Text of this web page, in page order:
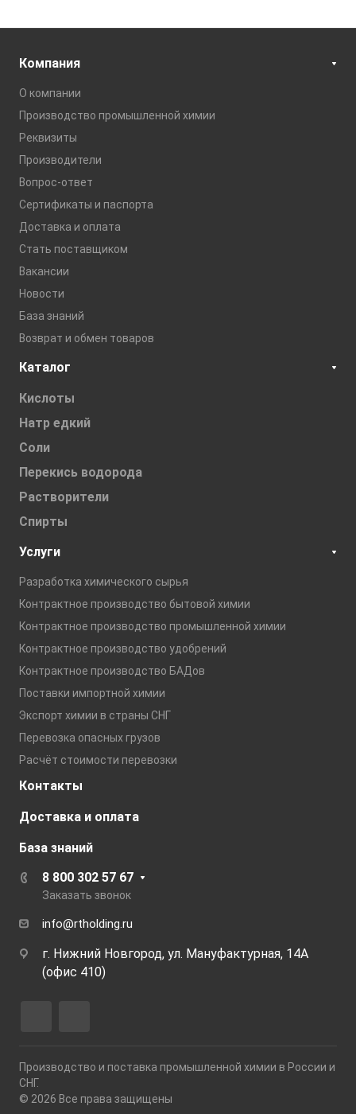
Компания
О компании
Производство промышленной химии
Реквизиты
Производители
Вопрос-ответ
Сертификаты и паспорта
Доставка и оплата
Стать поставщиком
Вакансии
Новости
База знаний
Возврат и обмен товаров
Каталог
Кислоты
Натр едкий
Соли
Перекись водорода
Растворители
Спирты
Услуги
Разработка химического сырья
Контрактное производство бытовой химии
Контрактное производство промышленной химии
Контрактное производство удобрений
Контрактное производство БАДов
Поставки импортной химии
Экспорт химии в страны СНГ
Перевозка опасных грузов
Расчёт стоимости перевозки
Контакты
Доставка и оплата
База знаний
8 800 302 57 67
Заказать звонок
info@rtholding.ru
г. Нижний Новгород, ул. Мануфактурная, 14А
(офис 410)
Производство и поставка промышленной химии в России и
СНГ.
© 2026 Все права защищены